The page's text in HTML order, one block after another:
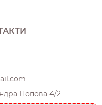
Попова 4/2